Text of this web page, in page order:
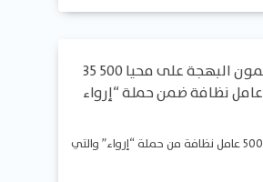
35 متطوعاً يرسمون البهجة على محيا 500
عامل نظافة ضمن حملة “إرواء” (2013-Oct-
استفاد أكثر من 500 عامل نظافة من حملة “إرواء” والتي